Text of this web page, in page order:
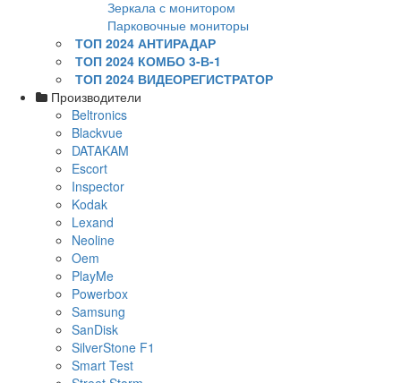
Зеркала с монитором
Парковочные мониторы
ТОП 2024 АНТИРАДАР
ТОП 2024 КОМБО 3-В-1
ТОП 2024 ВИДЕОРЕГИСТРАТОР
Производители
Beltronics
Blackvue
DATAKAM
Escort
Inspector
Kodak
Lexand
Neoline
Oem
PlayMe
Powerbox
Samsung
SanDisk
SilverStone F1
Smart Test